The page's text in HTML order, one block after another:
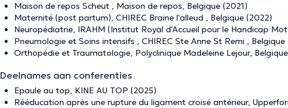
Maison de repos Scheut , Maison de repos, Belgique (2021)
Maternité (post partum), CHIREC Braine l'alleud , Belgique (2022)
Neuropédiatrie, IRAHM (Institut Royal d'Accueil pour le Handicap
Pneumologie et Soins intensifs , CHIREC Ste Anne St Remi , Belgique
Orthopédie et Traumatologie, Polyclinique Madeleine Lejour,
Deelnames aan conferenties
Epaule au top, KINE AU TOP (2025)
Rééducation après une rupture du ligament croisé antérieur,